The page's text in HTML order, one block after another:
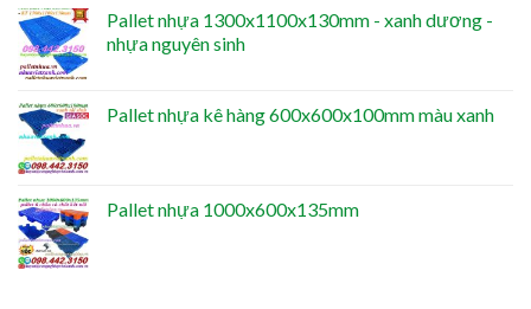
Pallet nhựa 1300x1100x130mm - xanh dương -
nhựa nguyên sinh
Pallet nhựa kê hàng 600x600x100mm màu xanh
Pallet nhựa 1000x600x135mm